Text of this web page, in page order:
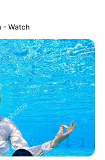
Fazer Vassoura de
PET: Passo a Passo
- Watch